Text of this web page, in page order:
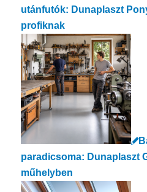
utánfutók: Dunaplaszt
profiknak
paradicsoma: Dunaplaszt
műhelyben